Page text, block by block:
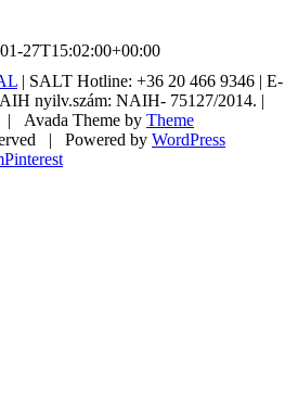
27T15:02:00+00:00
| SALT Hotline: +36 20 466 9346 | E-
nyilv.szám: NAIH- 75127/2014. |
| Avada Theme by Theme
| Powered by WordPress
Pinterest